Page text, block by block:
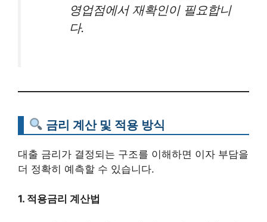
영업점에서 재확인이 필요합니
다.
금리 계산 및 적용 방식
대출 금리가 결정되는 구조를 이해하면 이자 부담을
더 정확히 예측할 수 있습니다.
1. 적용금리 계산법